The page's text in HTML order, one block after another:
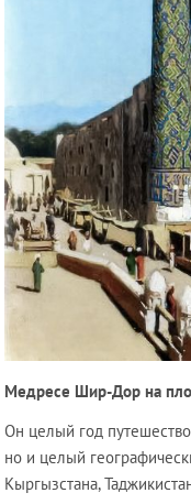
Медресе Шир-Дор на
Он целый год
но и целый
Кыргызстана,